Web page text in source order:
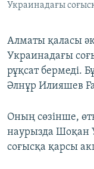
Украинадағы
Алматы қаласы
Украинадағы
рұқсат бермеді.
Әлнұр Илияшев
Оның сөзінше,
наурызда Шоқан
соғысқа қарсы